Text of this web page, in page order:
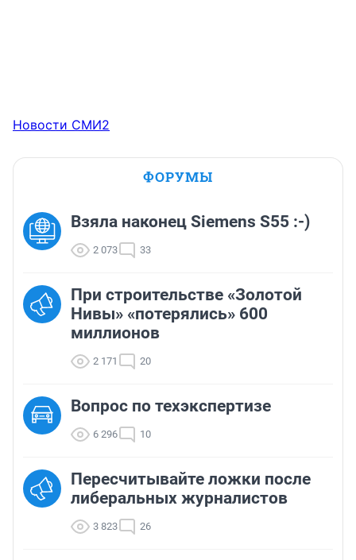
Новости СМИ2
ФОРУМЫ
Взяла наконец Siemens S55 :-)
2 073 33
При строительстве «Золотой
Нивы» «потерялись» 600
миллионов
2 171 20
Вопрос по техэкспертизе
6 296 10
Пересчитывайте ложки после
либеральных журналистов
3 823 26